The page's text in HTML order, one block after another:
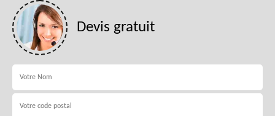
Devis gratuit